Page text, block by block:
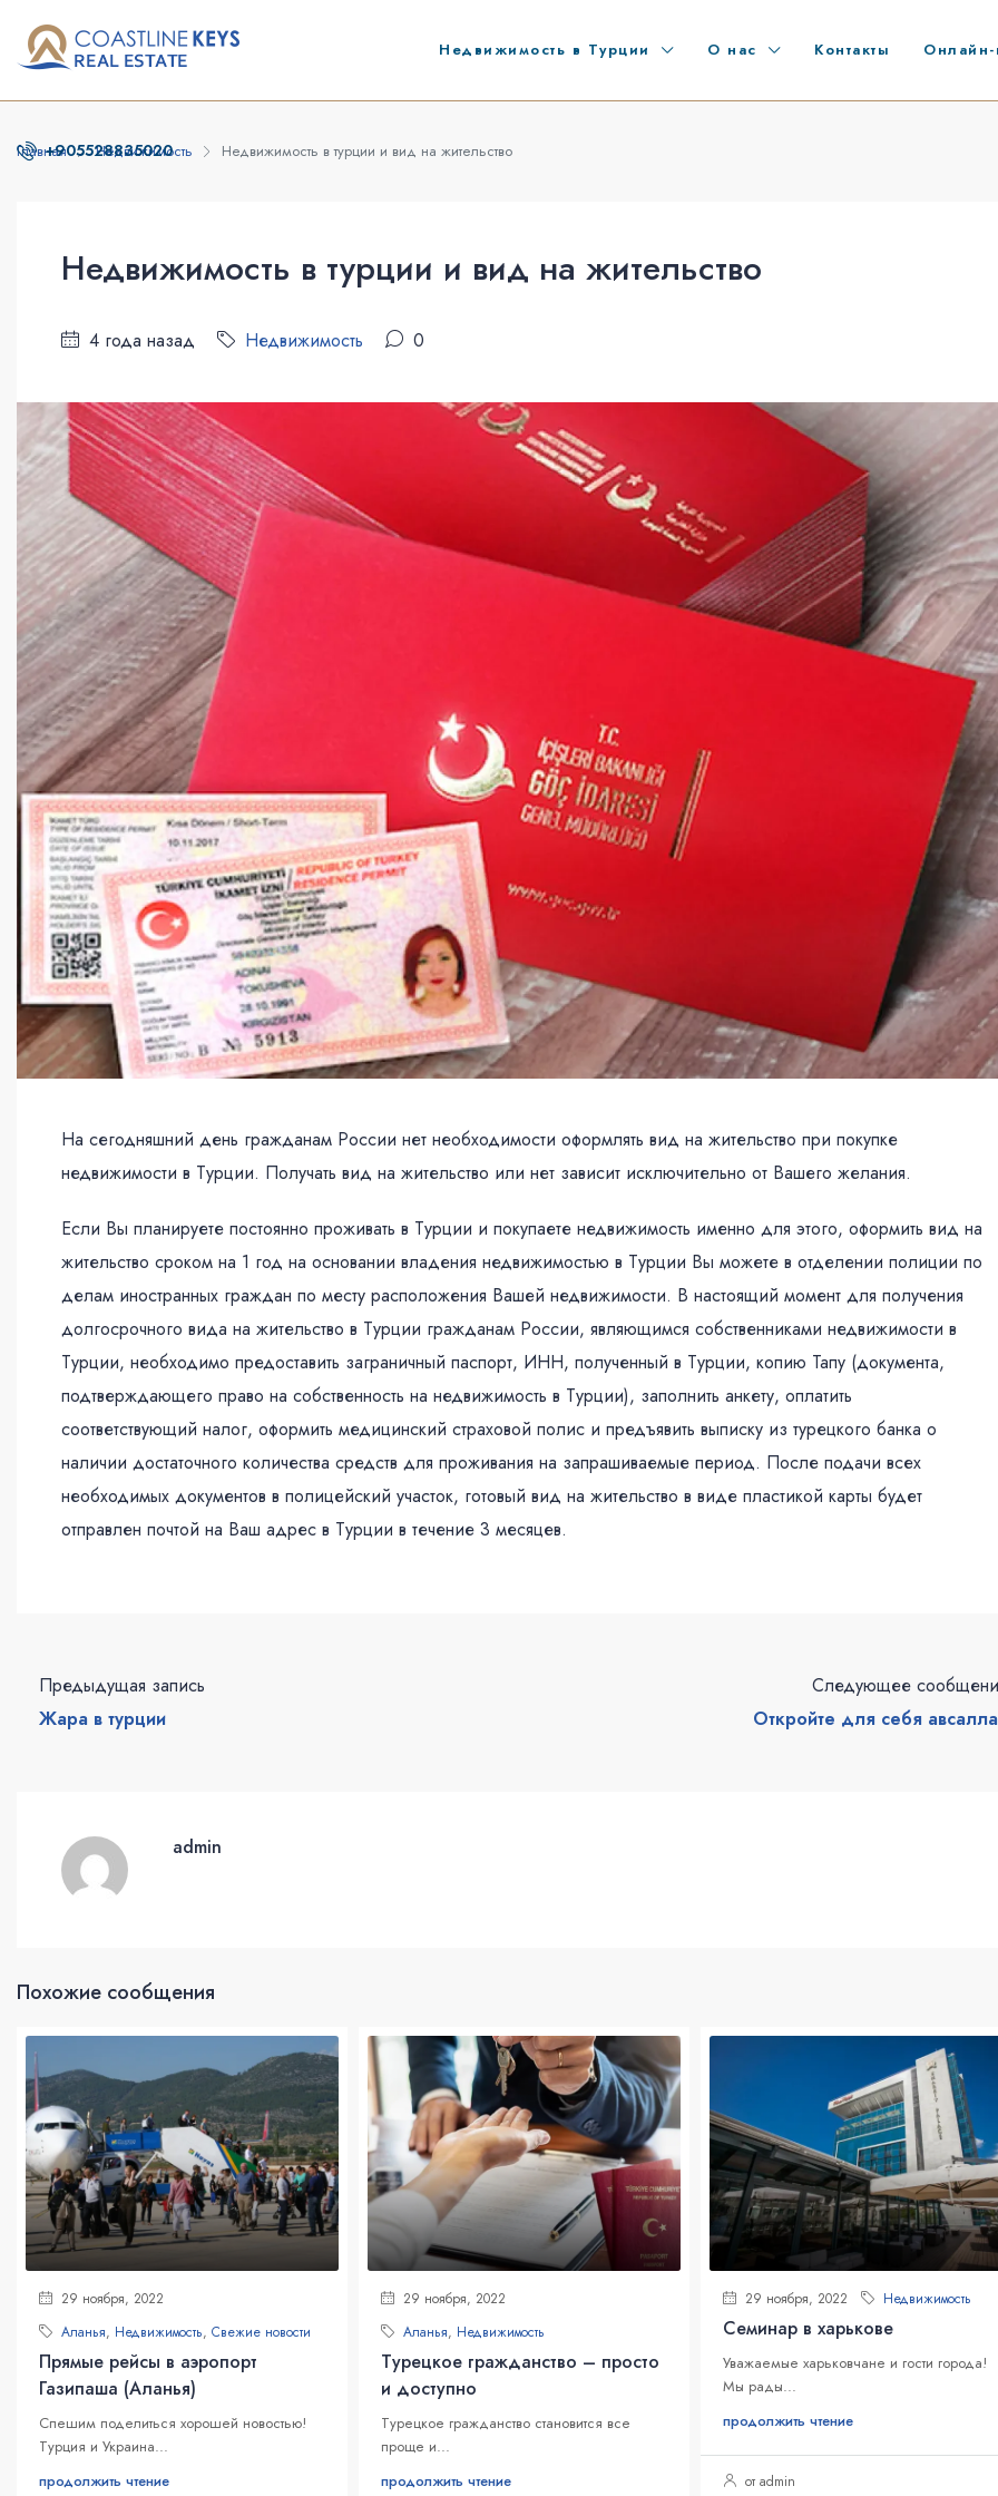
Недвижимость в Турции О нас Контакты Онлайн-
+905528835020
Главная Недвижимость Недвижимость в турции и вид на жительство
Недвижимость в турции и вид на жительство
4 года назад Недвижимость 0
На сегодняшний день гражданам России нет необходимости оформлять вид на жительство при покупке
недвижимости в Турции. Получать вид на жительство или нет зависит исключительно от Вашего желания.
Если Вы планируете постоянно проживать в Турции и покупаете недвижимость именно для этого, оформить вид на
жительство сроком на 1 год на основании владения недвижимостью в Турции Вы можете в отделении полиции по
делам иностранных граждан по месту расположения Вашей недвижимости. В настоящий момент для получения
долгосрочного вида на жительство в Турции гражданам России, являющимся собственниками недвижимости в
Турции, необходимо предоставить заграничный паспорт, ИНН, полученный в Турции, копию Тапу (документа,
подтверждающего право на собственность на недвижимость в Турции), заполнить анкету, оплатить
соответствующий налог, оформить медицинский страховой полис и предъявить выписку из турецкого банка о
наличии достаточного количества средств для проживания на запрашиваемые период. После подачи всех
необходимых документов в полицейский участок, готовый вид на жительство в виде пластикой карты будет
отправлен почтой на Ваш адрес в Турции в течение 3 месяцев.
Предыдущая запись
Жара в турции
Следующее
Откройте для себя
admin
Похожие сообщения
29 ноября, 2022
Аланья, Недвижимость, Свежие новости
Прямые рейсы в аэропорт
Газипаша (Аланья)
Спешим поделиться хорошей новостью!
Турция и Украина...
продолжить чтение
29 ноября, 2022
Аланья, Недвижимость
Турецкое гражданство – просто
и доступно
Турецкое гражданство становится все
проще и...
продолжить чтение
29 ноября, 2022 Недвижимость
Семинар в харькове
Уважаемые харьковчане и гости города!
Мы рады...
продолжить чтение
от admin